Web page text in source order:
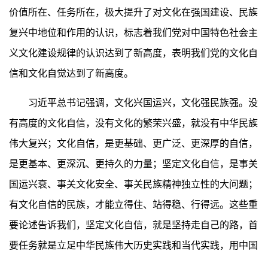
价值所在、任务所在，极大提升了对文化在强国建设、民族
复兴中地位和作用的认识，标志着我们党对中国特色社会主
义文化建设规律的认识达到了新高度，表明我们党的文化自
信和文化自觉达到了新高度。
习近平总书记强调，文化兴国运兴，文化强民族强。没
有高度的文化自信，没有文化的繁荣兴盛，就没有中华民族
伟大复兴；文化自信，是更基础、更广泛、更深厚的自信，
是更基本、更深沉、更持久的力量；坚定文化自信，是事关
国运兴衰、事关文化安全、事关民族精神独立性的大问题；
有文化自信的民族，才能立得住、站得稳、行得远。这些重
要论述告诉我们，坚定文化自信，就是坚持走自己的路，首
要任务就是立足中华民族伟大历史实践和当代实践，用中国